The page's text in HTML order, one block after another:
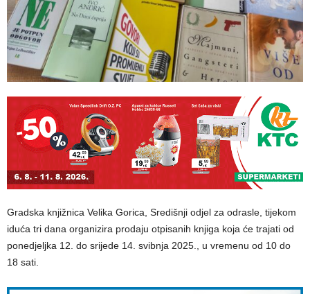
Gradska knjižnica Velika Gorica, Središnji odjel za odrasle, tijekom
iduća tri dana organizira prodaju otpisanih knjiga koja će trajati od
ponedjeljka 12. do srijede 14. svibnja 2025., u vremenu od 10 do
18 sati.